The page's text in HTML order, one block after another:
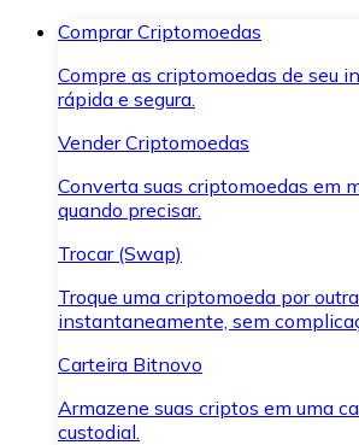
Comprar Criptomoedas
Compre as criptomoedas de seu
rápida e segura.
Vender Criptomoedas
Converta suas criptomoedas em
quando precisar.
Trocar (Swap)
Troque uma criptomoeda por outra
instantaneamente, sem
Carteira Bitnovo
Armazene suas criptos em uma
custodial.